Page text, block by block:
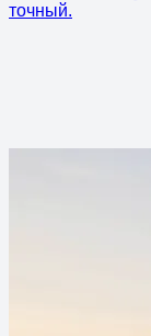
точный.